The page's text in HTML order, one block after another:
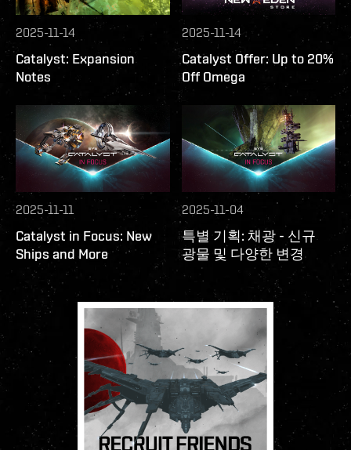
2025-11-14
Catalyst: Expansion
Notes
2025-11-14
Catalyst Offer: Up to 20%
Off Omega
2025-11-11
Catalyst in Focus: New
Ships and More
2025-11-04
특별 기획: 채광 - 신규
광물 및 다양한 변경